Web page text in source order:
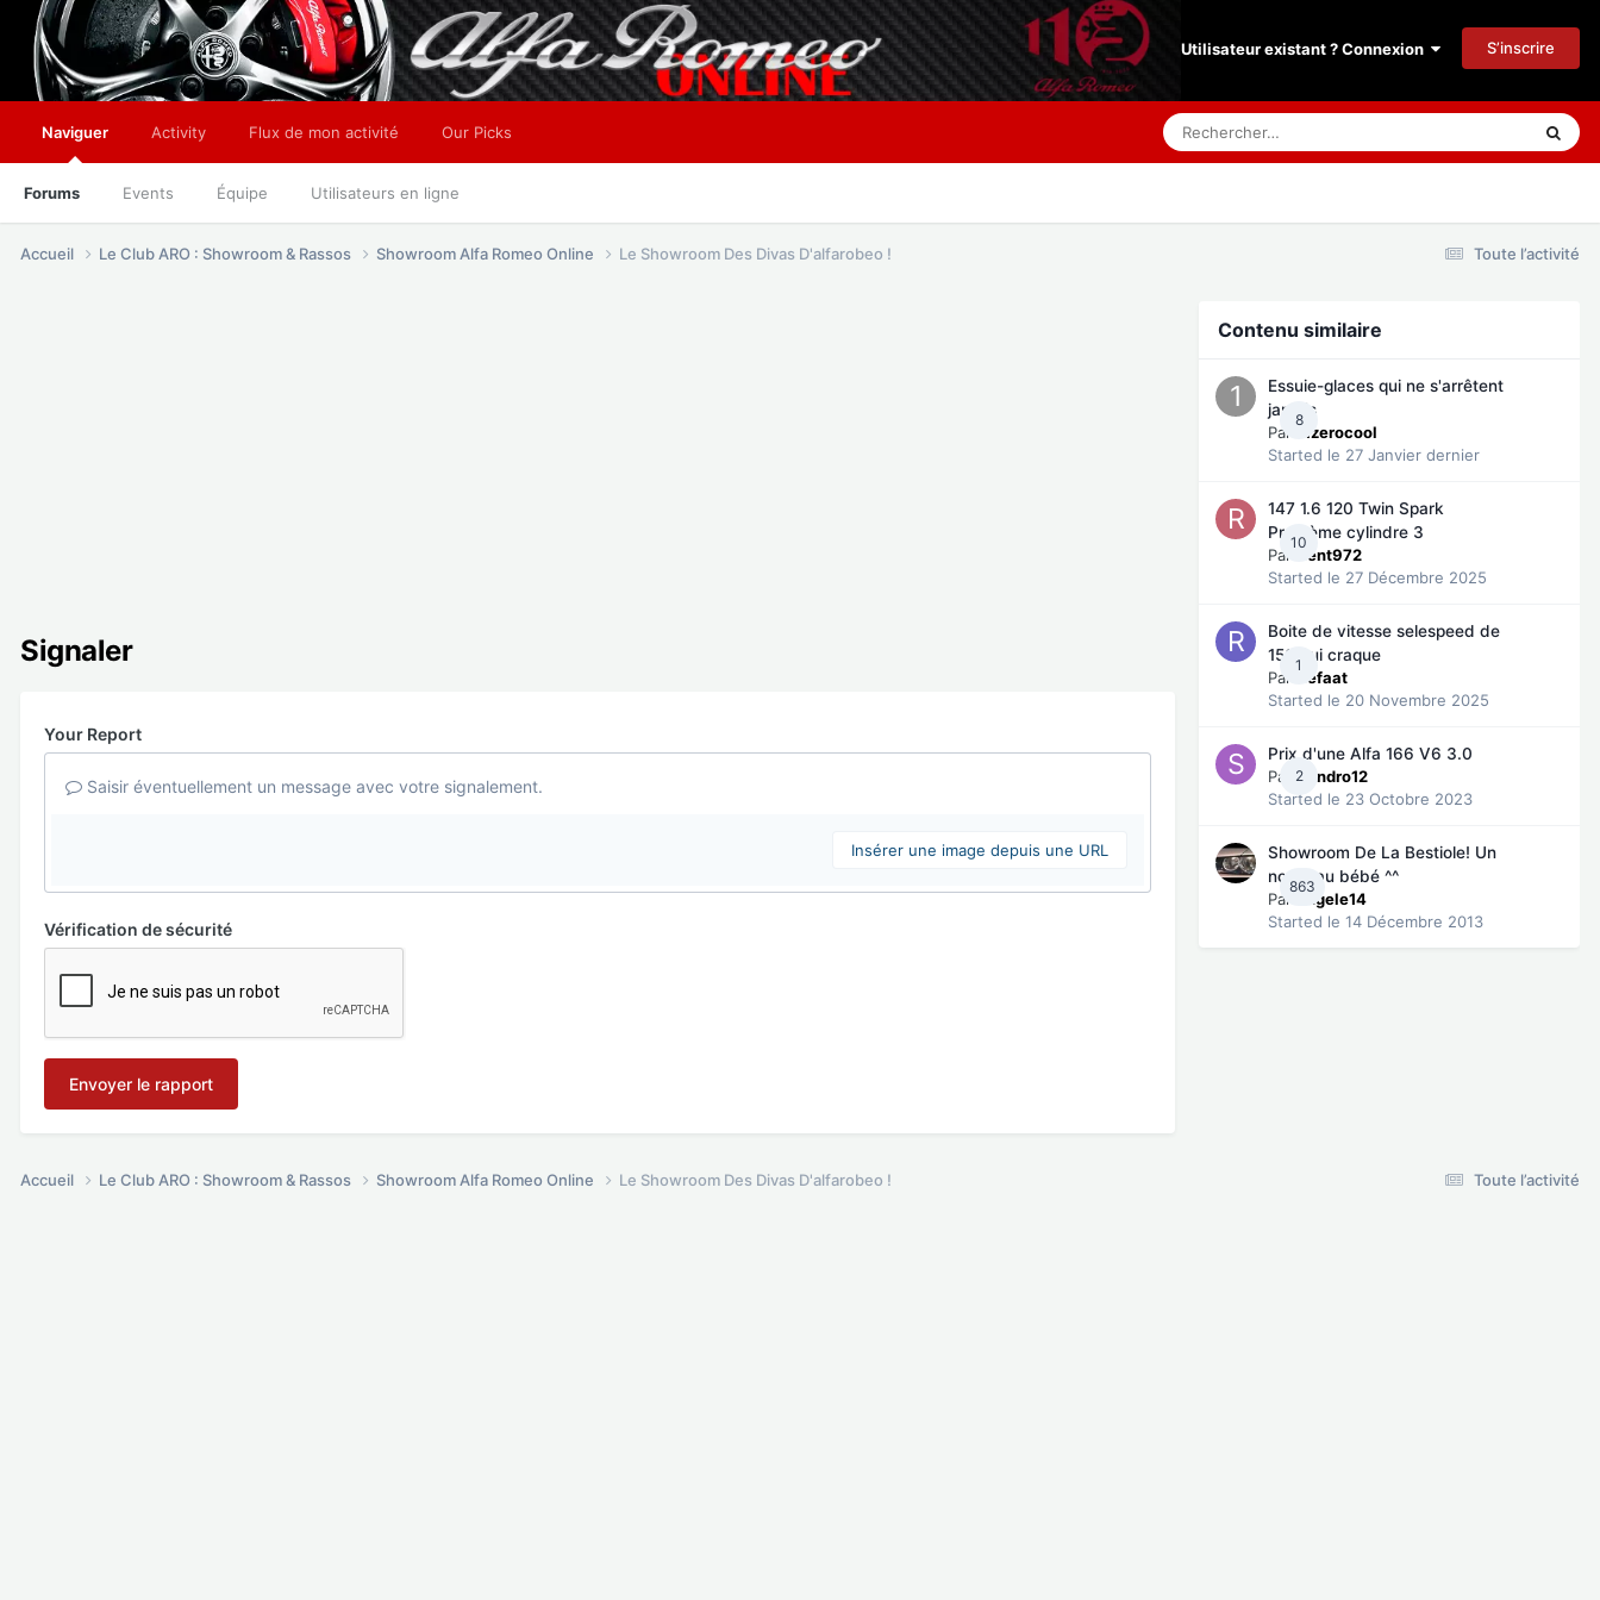
Utilisateur existant ? Connexion S’inscrire
Naviguer
Forums Events Équipe Utilisateurs en ligne
Activity Flux de mon activité Our Picks
Toute l’activité
Accueil Le Club ARO : Showroom & Rassos Showroom Alfa Romeo Online Le Showroom Des Divas D'alfarobeo !
Signaler
Your Report
Saisir éventuellement un message avec votre signalement.
Insérer une image depuis une URL
Vérification de sécurité
Envoyer le rapport
Contenu similaire
8
Essuie-glaces qui ne s'arrêtent
jamais
Par
11zerocool
Started le 27 Janvier dernier
10
147 1.6 120 Twin Spark
Problème cylindre 3
Par
Rent972
Started le 27 Décembre 2025
1
Boite de vitesse selespeed de
156 qui craque
Par
Refaat
Started le 20 Novembre 2025
2
Prix d'une Alfa 166 V6 3.0
Par Sandro12
Started le 23 Octobre 2023
863
Showroom De La Bestiole! Un
nouveau bébé ^^
Par
angele14
Started le 14 Décembre 2013
Toute l’activité
Accueil Le Club ARO : Showroom & Rassos Showroom Alfa Romeo Online Le Showroom Des Divas D'alfarobeo !